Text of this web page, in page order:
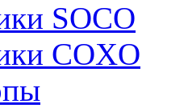
SOCO
COXO